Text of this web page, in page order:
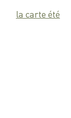
la carte été